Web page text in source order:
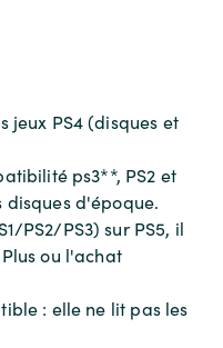
jeux PS4 (disques et
ps3**, PS2 et
disques d'époque.
PS2/PS3) sur PS5, il
ou l'achat
: elle ne lit pas les